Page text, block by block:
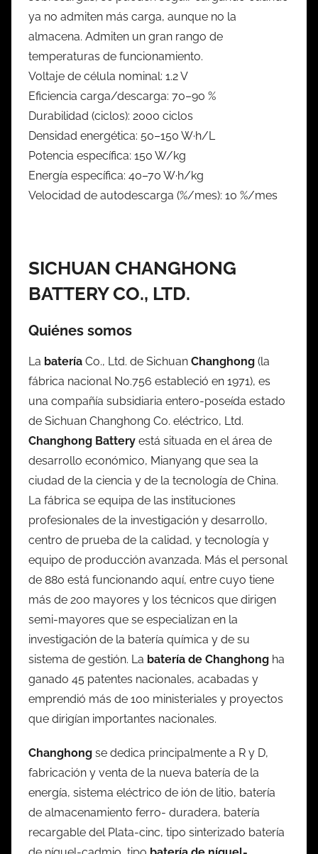
ya no admiten más carga, aunque no la
almacena. Admiten un gran rango de
temperaturas de funcionamiento.
Voltaje de célula nominal: 1.2 V
Eficiencia carga/descarga: 70–90 %
Durabilidad (ciclos): 2000 ciclos
Densidad energética: 50–150 W·h/L
Potencia específica: 150 W/kg
Energía específica: 40–70 W·h/kg
Velocidad de autodescarga (%/mes): 10 %/mes
SICHUAN CHANGHONG
BATTERY CO., LTD.
Quiénes somos
La batería Co., Ltd. de Sichuan Changhong (la
fábrica nacional No.756 estableció en 1971), es
una compañía subsidiaria entero-poseída estado
de Sichuan Changhong Co. eléctrico, Ltd.
Changhong Battery está situada en el área de
desarrollo económico, Mianyang que sea la
ciudad de la ciencia y de la tecnología de China.
La fábrica se equipa de las instituciones
profesionales de la investigación y desarrollo,
centro de prueba de la calidad, y tecnología y
equipo de producción avanzada. Más el personal
de 880 está funcionando aquí, entre cuyo tiene
más de 200 mayores y los técnicos que dirigen
semi-mayores que se especializan en la
investigación de la batería química y de su
sistema de gestión. La batería de Changhong ha
ganado 45 patentes nacionales, acabadas y
emprendió más de 100 ministeriales y proyectos
que dirigían importantes nacionales.
Changhong se dedica principalmente a R y D,
fabricación y venta de la nueva batería de la
energía, sistema eléctrico de ión de litio, batería
de almacenamiento ferro- duradera, batería
recargable del Plata-cinc, tipo sinterizado batería